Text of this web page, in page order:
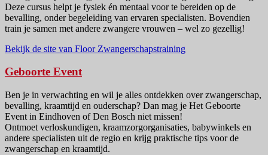
Deze cursus helpt je fysiek én mentaal voor te bereiden op de
bevalling, onder begeleiding van ervaren specialisten. Bovendien
train je samen met andere zwangere vrouwen – wel zo gezellig!
Bekijk de site van Floor Zwangerschapstraining
Geboorte Event
Ben je in verwachting en wil je alles ontdekken over zwangerschap,
bevalling, kraamtijd en ouderschap? Dan mag je Het Geboorte
Event in Eindhoven of Den Bosch niet missen!
Ontmoet verloskundigen, kraamzorgorganisaties, babywinkels en
andere specialisten uit de regio en krijg praktische tips voor de
zwangerschap en kraamtijd.